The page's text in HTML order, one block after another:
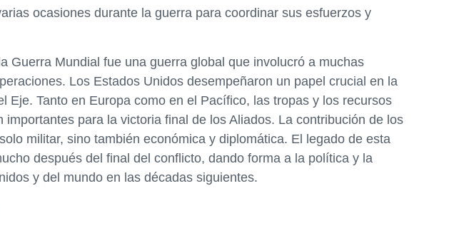
ocasiones durante la guerra para coordinar sus esfuerzos y
Guerra Mundial fue una guerra global que involucró a muchas
Los Estados Unidos desempeñaron un papel crucial en la
Eje. Tanto en Europa como en el Pacífico, las tropas y los recursos
importantes para la victoria final de los Aliados. La contribución de los
militar, sino también económica y diplomática. El legado de esta
después del final del conflicto, dando forma a la política y la
y del mundo en las décadas siguientes.